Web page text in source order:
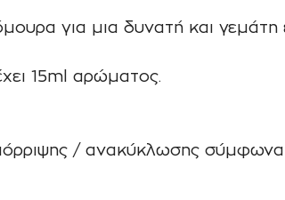
για μια δυνατή και γεμάτη
15ml αρώματος.
/ ανακύκλωσης